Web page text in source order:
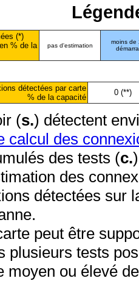
(*)
% de la
pas d'estimation
moins de
détectées par carte
% de la capacité
0 (**)
(s.) détectent
calcul des
des tests (c.
des
détectées sur
peut être
plusieurs tests
ou élevé